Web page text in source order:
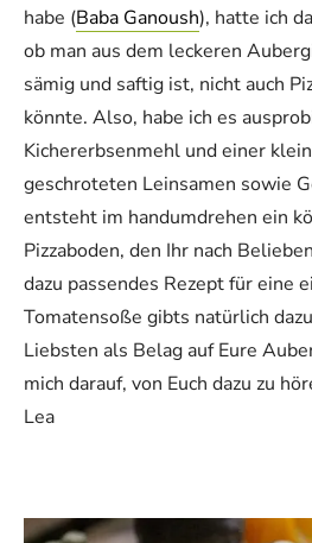
habe (Baba Ganoush), hatte ich
ob man aus dem leckeren
sämig und saftig ist, nicht auch
könnte. Also, habe ich es
Kichererbsenmehl und einer
geschroteten Leinsamen sowie
entsteht im handumdrehen ein
Pizzaboden, den Ihr nach
dazu passendes Rezept für eine
Tomatensoße gibts natürlich
Liebsten als Belag auf Eure
mich darauf, von Euch dazu zu
Lea